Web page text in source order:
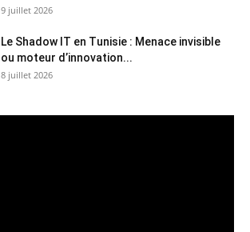
9 juillet 2026
Le Shadow IT en Tunisie : Menace invisible
ou moteur d’innovation...
8 juillet 2026